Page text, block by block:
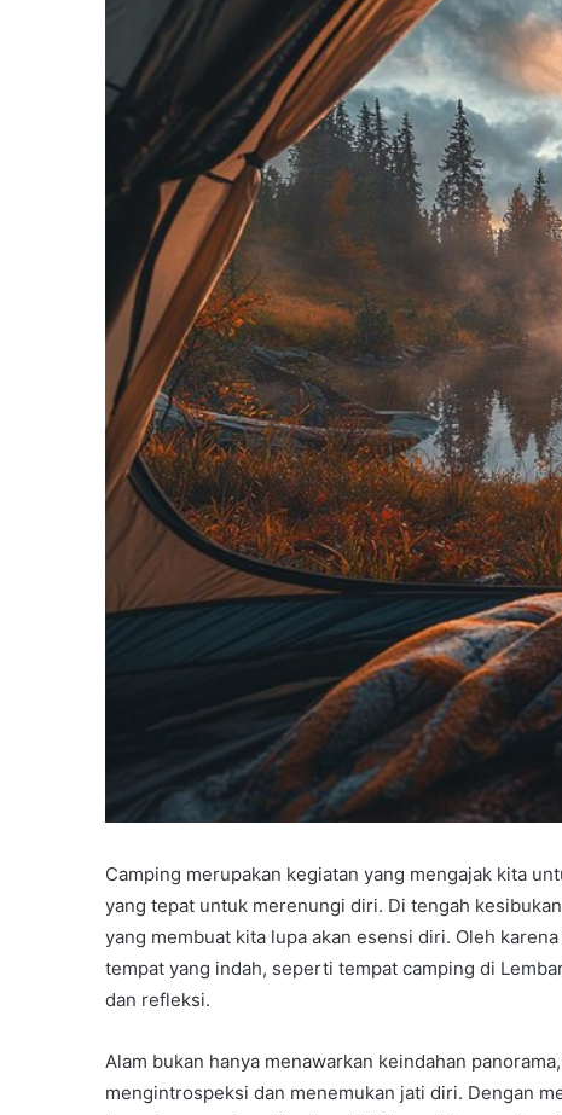
Camping merupakan kegiatan yang mengajak kita
yang tepat untuk merenungi diri. Di tengah
yang membuat kita lupa akan esensi diri. Oleh
tempat yang indah, seperti tempat camping di
dan refleksi.
Alam bukan hanya menawarkan keindahan
mengintrospeksi dan menemukan jati diri. Dengan